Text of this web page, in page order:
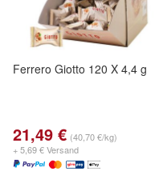
Ferrero Giotto 120 X 4,4 g
21,49 € (40,70 €/kg)
+ 5,69 € Versand